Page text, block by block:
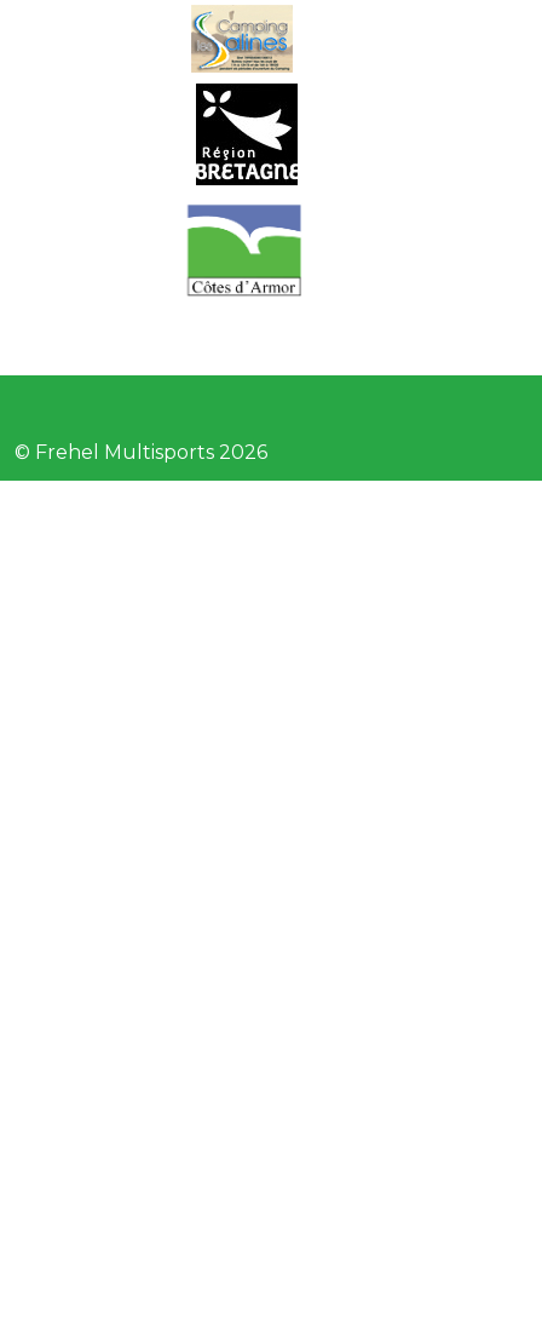
© Frehel Multisports 2026